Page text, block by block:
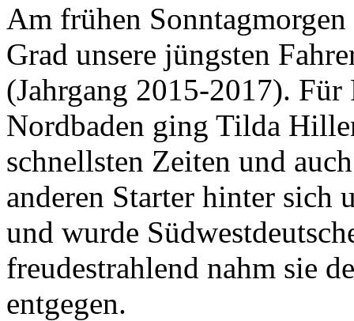
Am frühen
Grad unsere jüngsten
(Jahrgang 2015-2017). Für
Nordbaden ging Tilda
schnellsten Zeiten und
anderen Starter hinter sich
und wurde
freudestrahlend nahm sie
entgegen.